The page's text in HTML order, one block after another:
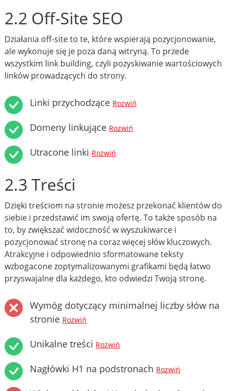
2.2 Off-Site SEO
Działania off-site to te, które wspierają pozycjonowanie,
ale wykonuje się je poza daną witryną. To przede
wszystkim link building, czyli pozyskiwanie wartościowych
linków prowadzących do strony.
Linki przychodzące Rozwiń
Domeny linkujące Rozwiń
Utracone linki Rozwiń
2.3 Treści
Dzięki treściom na stronie możesz przekonać klientów do
siebie i przedstawić im swoją ofertę. To także sposób na
to, by zwiększać widoczność w wyszukiwarce i
pozycjonować stronę na coraz więcej słów kluczowych.
Atrakcyjne i odpowiednio sformatowane teksty
wzbogacone zoptymalizowanymi grafikami będą łatwo
przyswajalne dla każdego, kto odwiedzi Twoją stronę.
Wymóg dotyczący minimalnej liczby słów na
stronie Rozwiń
Unikalne treści Rozwiń
Nagłówki H1 na podstronach Rozwiń